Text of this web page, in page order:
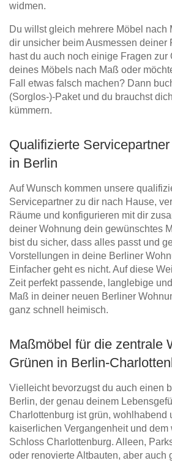
widmen.
Du willst gleich mehrere Möbel nach
dir unsicher beim Ausmessen deiner
hast du auch noch einige Fragen zur
deines Möbels nach Maß oder
Fall etwas falsch machen? Dann
(Sorglos-)-Paket und du brauchst
kümmern.
Qualifizierte
in Berlin
Auf Wunsch kommen unsere
Servicepartner zu dir nach Hause,
Räume und konfigurieren mit dir
deiner Wohnung dein gewünschtes
bist du sicher, dass alles passt und
Vorstellungen in deine Berliner
Einfacher geht es nicht. Auf diese
Zeit perfekt passende, langlebige
Maß in deiner neuen Berliner
ganz schnell heimisch.
Maßmöbel für die zentrale
Grünen in Berlin-
Vielleicht bevorzugst du auch einen
Berlin, der genau deinem
Charlottenburg ist grün, wohlhabend
kaiserlichen Vergangenheit und dem
Schloss Charlottenburg. Alleen,
oder renovierte Altbauten, aber auch